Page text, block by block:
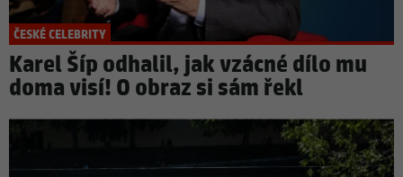
ČESKÉ CELEBRITY
Karel Šíp odhalil, jak vzácné dílo mu
doma visí! O obraz si sám řekl